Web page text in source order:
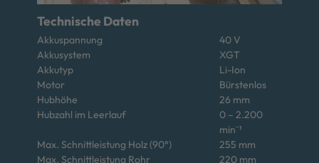
Technische Daten
Akkuspannung
40 V
Akkusystem
XGT
Akkutyp
Li-Ion
Motor
Bürstenlos
Hubhöhe
26 mm
Hubzahl im Leerlauf
0 – 2.200
min⁻¹
Max. Schnittleistung Holz (90°)
255 mm
Max. Schnittleistung Rohr
220 mm